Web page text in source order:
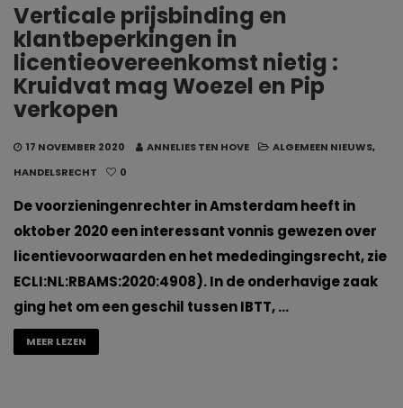
Verticale prijsbinding en
klantbeperkingen in
licentieovereenkomst nietig :
Kruidvat mag Woezel en Pip
verkopen
17 NOVEMBER 2020 ANNELIES TEN HOVE ALGEMEEN NIEUWS,
HANDELSRECHT
0
De voorzieningenrechter in Amsterdam heeft in
oktober 2020 een interessant vonnis gewezen over
licentievoorwaarden en het mededingingsrecht, zie
ECLI:NL:RBAMS:2020:4908). In de onderhavige zaak
ging het om een geschil tussen IBTT, …
MEER LEZEN